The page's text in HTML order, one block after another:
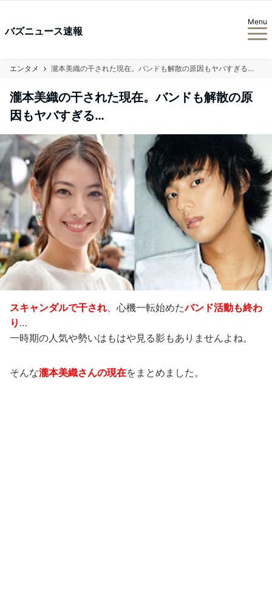
バズニュース速報
Menu
エンタメ 瀧本美織の干された現在。バンドも解散の原因もヤバすぎる…
瀧本美織の干された現在。バンドも解散の原
因もヤバすぎる…
スキャンダルで干され 、心機一転始めたバンド活動も終わ
り …
一時期の人気や勢いはもはや見る影もありませんよね。
そんな瀧本美織さんの現在をまとめました。